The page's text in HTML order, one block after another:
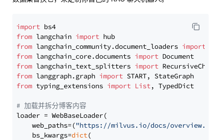
import
from langchain import
from langchain_community.document_loaders import
from langchain_core.documents import
from langchain_text_splitters import
from langgraph.graph import
from typing_extensions import List, TypedDict
# 加载并拆分博客内容
loader = WebBaseLoader(
    web_paths=(
"https://milvus.io/docs/overview.md"
    bs_kwargs=
dict(